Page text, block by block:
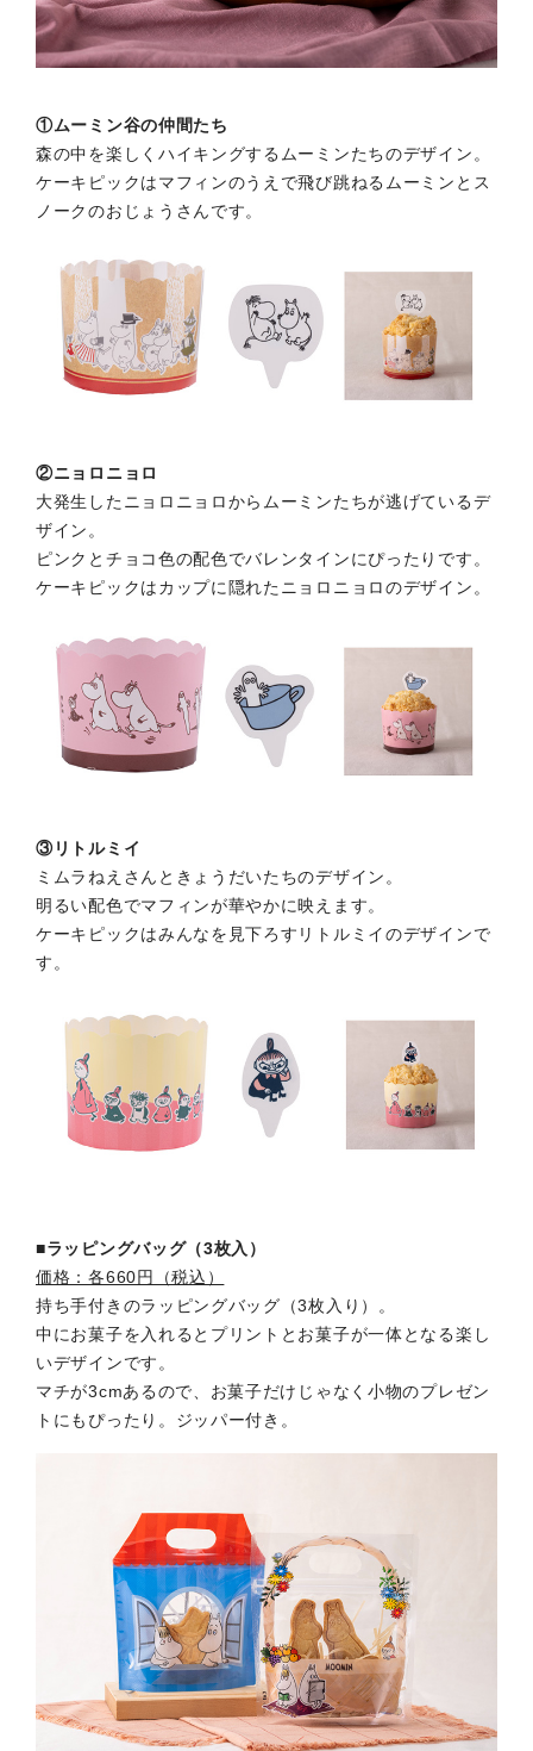
①ムーミン谷の仲間たち
森の中を楽しくハイキングするムーミンたちのデザイン。
ケーキピックはマフィンのうえで飛び跳ねる ムーミンとス
ノークのおじょうさんです。
②ニョロニョロ
大発生したニョロニョロからムーミンたちが逃げているデ
ザイン。
ピンクとチョコ色の配色でバレンタインにぴったりです。
ケーキピックはカップに隠れたニョロニョロのデザイン。
③リトルミイ
ミムラねえさんときょうだいたちのデザイン。
明るい配色でマフィンが華やかに映えます。
ケーキピックはみんなを見下ろすリトルミイのデザインで
す。
■ラッピングバッグ（3枚入）
価格：各660円（税込）
持ち手付きのラッピングバッグ（3枚入り）。
中にお菓子を入れるとプリントとお菓子が一体となる楽し
いデザインです。
マチが3cmあるので、お菓子だけじゃなく小物のプレゼン
トにもぴったり。ジッパー付き。